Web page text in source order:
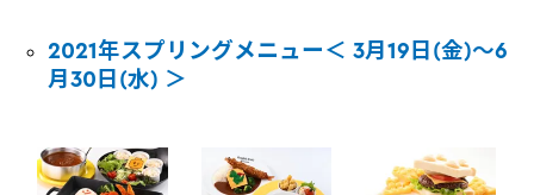
2021年スプリングメニュー＜ 3月19日(金)～6
月30日(水) ＞